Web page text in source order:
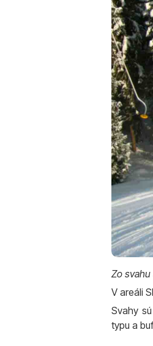
Zo
V areáli
Svahy
typu a